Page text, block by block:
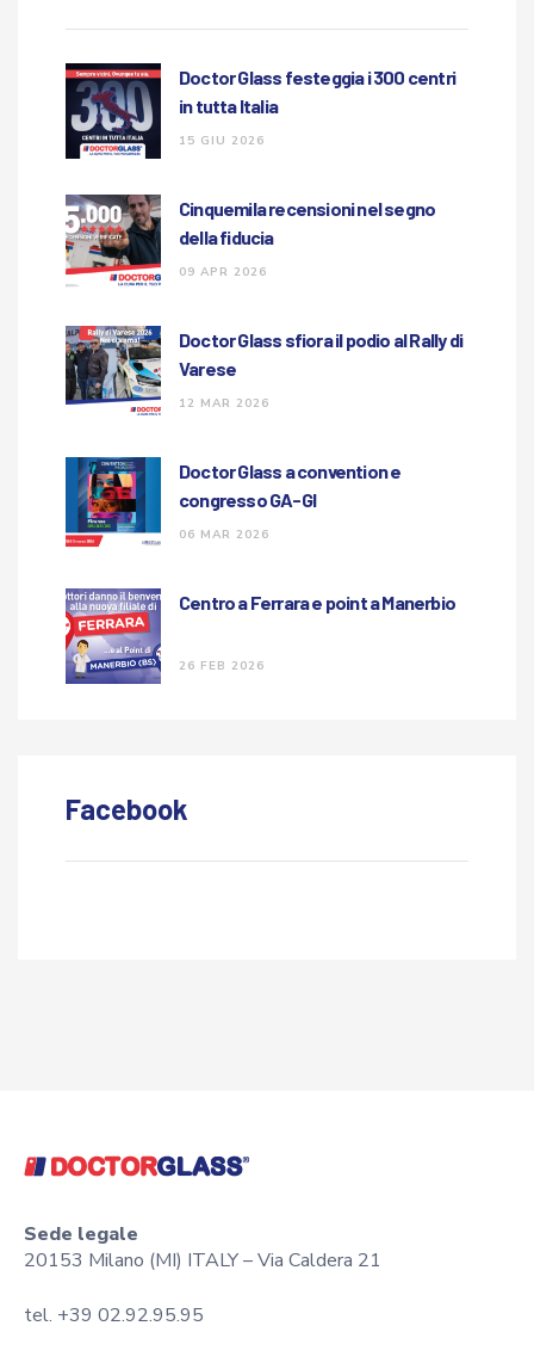
Doctor Glass festeggia i 300 centri
in tutta Italia
15 GIU 2026
Cinquemila recensioni nel segno
della fiducia
09 APR 2026
Doctor Glass sfiora il podio al Rally di
Varese
12 MAR 2026
Doctor Glass a convention e
congresso GA-GI
06 MAR 2026
Centro a Ferrara e point a Manerbio
26 FEB 2026
Facebook
Sede legale
20153 Milano (MI) ITALY – Via Caldera 21
tel. +39 02.92.95.95